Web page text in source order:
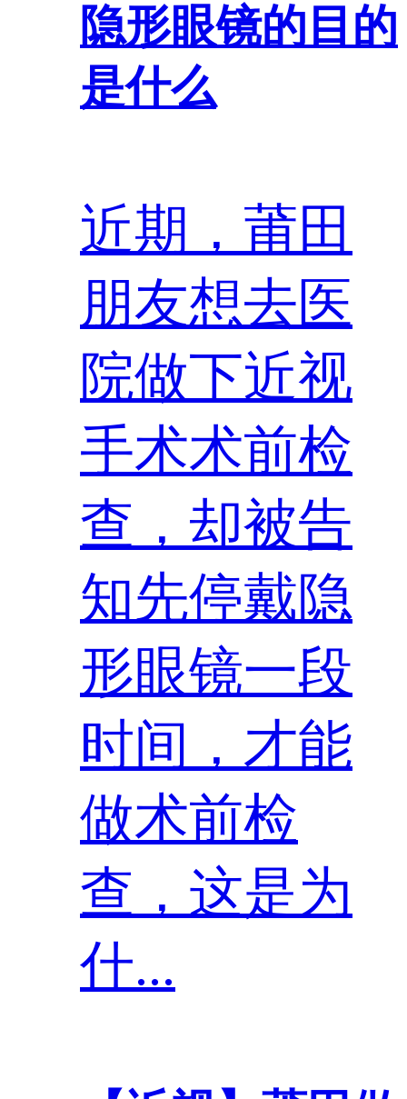
隐形眼镜的目的
是什么
近期，莆田
朋友想去医
院做下近视
手术术前检
查，却被告
知先停戴隐
形眼镜一段
时间，才能
做术前检
查，这是为
什...